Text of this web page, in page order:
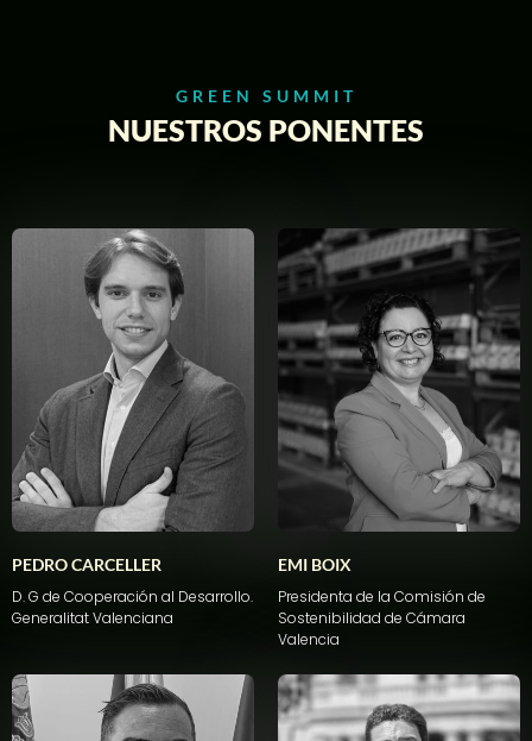
GREEN SUMMIT
NUESTROS PONENTES
PEDRO CARCELLER
D. G de Cooperación al Desarrollo.
GeneralitatValenciana
EMI BOIX
Presidenta de la Comisión de
Sostenibilidad de Cámara
Valencia